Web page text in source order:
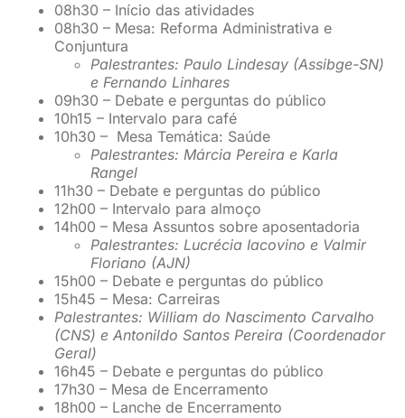
08h30 – Início das atividades
08h30 – Mesa: Reforma Administrativa e
Conjuntura
Palestrantes: Paulo Lindesay (Assibge-SN)
e Fernando Linhares
09h30 – Debate e perguntas do público
10h15 – Intervalo para café
10h30 – Mesa Temática: Saúde
Palestrantes: Márcia Pereira e Karla
Rangel
11h30 – Debate e perguntas do público
12h00 – Intervalo para almoço
14h00 – Mesa Assuntos sobre aposentadoria
Palestrantes: Lucrécia Iacovino e Valmir
Floriano (AJN)
15h00 – Debate e perguntas do público
15h45 – Mesa: Carreiras
Palestrantes: William do Nascimento Carvalho
(CNS) e Antonildo Santos Pereira (Coordenador
Geral)
16h45 – Debate e perguntas do público
17h30 – Mesa de Encerramento
18h00 – Lanche de Encerramento